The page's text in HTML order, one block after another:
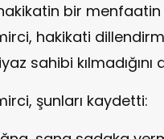
bir menfaatin
hakikati
sahibi kılmadığını
şunları kaydetti: